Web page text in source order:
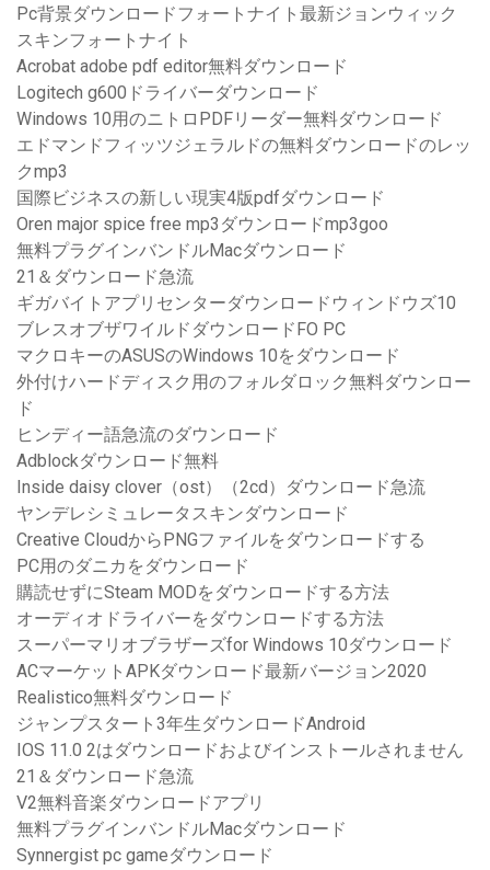
Pc背景ダウンロードフォートナイト最新ジョンウィック
スキンフォートナイト
Acrobat adobe pdf editor無料ダウンロード
Logitech g600ドライバーダウンロード
Windows 10用のニトロPDFリーダー無料ダウンロード
エドマンドフィッツジェラルドの無料ダウンロードのレッ
クmp3
国際ビジネスの新しい現実4版pdfダウンロード
Oren major spice free mp3ダウンロードmp3goo
無料プラグインバンドルMacダウンロード
21＆ダウンロード急流
ギガバイトアプリセンターダウンロードウィンドウズ10
ブレスオブザワイルドダウンロードFO PC
マクロキーのASUSのWindows 10をダウンロード
外付けハードディスク用のフォルダロック無料ダウンロー
ド
ヒンディー語急流のダウンロード
Adblockダウンロード無料
Inside daisy clover（ost）（2cd）ダウンロード急流
ヤンデレシミュレータスキンダウンロード
Creative CloudからPNGファイルをダウンロードする
PC用のダニカをダウンロード
購読せずにSteam MODをダウンロードする方法
オーディオドライバーをダウンロードする方法
スーパーマリオブラザーズfor Windows 10ダウンロード
ACマーケットAPKダウンロード最新バージョン2020
Realistico無料ダウンロード
ジャンプスタート3年生ダウンロードAndroid
IOS 11.0 2はダウンロードおよびインストールされません
21＆ダウンロード急流
V2無料音楽ダウンロードアプリ
無料プラグインバンドルMacダウンロード
Synnergist pc gameダウンロード